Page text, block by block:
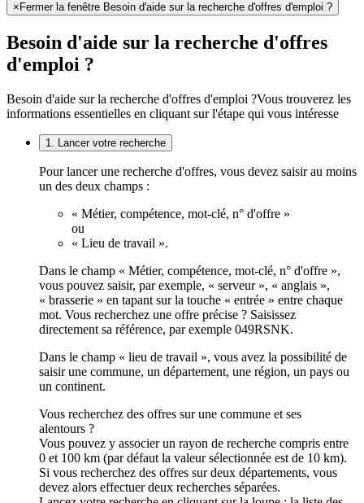
× Fermer la fenêtre Besoin d'aide sur la recherche d'offres d'emploi ?
Besoin d'aide sur la recherche d'offres
d'emploi ?
Besoin d'aide sur la recherche d'offres d'emploi ?Vous trouverez les
informations essentielles en cliquant sur l'étape qui vous intéresse
1. Lancer votre recherche
Pour lancer une recherche d'offres, vous devez saisir au moins
un des deux champs :
« Métier, compétence, mot-clé, n° d'offre »
ou
« Lieu de travail ».
Dans le champ « Métier, compétence, mot-clé, n° d'offre »,
vous pouvez saisir, par exemple, « serveur », « anglais »,
« brasserie » en tapant sur la touche « entrée » entre chaque
mot. Vous recherchez une offre précise ? Saisissez
directement sa référence, par exemple 049RSNK.
Dans le champ « lieu de travail », vous avez la possibilité de
saisir une commune, un département, une région, un pays ou
un continent.
Vous recherchez des offres sur une commune et ses
alentours ?
Vous pouvez y associer un rayon de recherche compris entre
0 et 100 km (par défaut la valeur sélectionnée est de 10 km).
Si vous recherchez des offres sur deux départements, vous
devez alors effectuer deux recherches séparées.